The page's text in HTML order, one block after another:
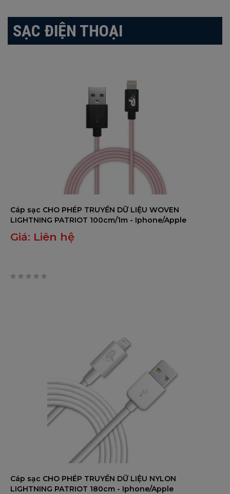
SẠC ĐIỆN THOẠI
Cáp sạc CHO PHÉP TRUYỀN DỮ LIỆU WOVEN
LIGHTNING PATRIOT 100cm/1m - Iphone/Apple
Giá: Liên hệ
Cáp sạc CHO PHÉP TRUYỀN DỮ LIỆU NYLON
LIGHTNING PATRIOT 180cm - Iphone/Apple